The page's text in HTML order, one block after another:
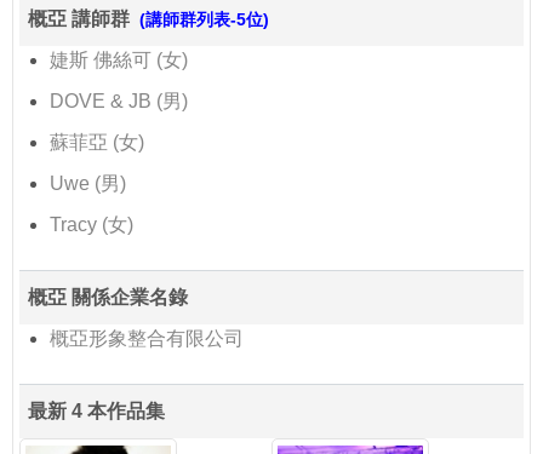
概亞 講師群 (講師群列表-5位)
婕斯 佛絲可 (女)
DOVE & JB (男)
蘇菲亞 (女)
Uwe (男)
Tracy (女)
概亞 關係企業名錄
概亞形象整合有限公司
最新 4 本作品集